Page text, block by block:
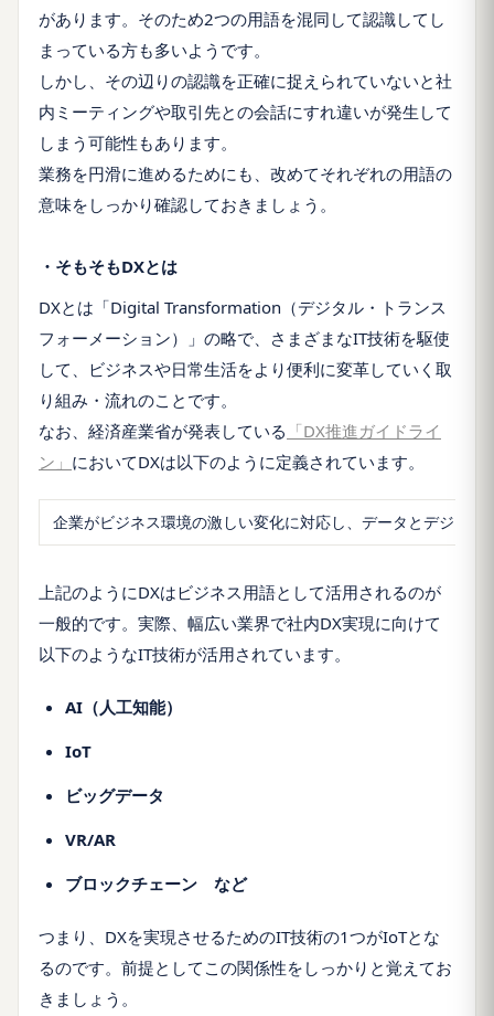
があります。そのため2つの用語を混同して認識してし
まっている方も多いようです。
しかし、その辺りの認識を正確に捉えられていないと社
内ミーティングや取引先との会話にすれ違いが発生して
しまう可能性もあります。
業務を円滑に進めるためにも、改めてそれぞれの用語の
意味をしっかり確認しておきましょう。
・そもそもDXとは
DXとは「Digital Transformation（デジタル・トランス
フォーメーション）」の略で、さまざまなIT技術を駆使
して、ビジネスや日常生活をより便利に変革していく取
り組み・流れのことです。
なお、経済産業省が発表している 「DX推進ガイドライ
ン」 においてDXは以下のように定義されています。
企業がビジネス環境の激しい変化に対応し、データとデジタ
上記のようにDXはビジネス用語として活用されるのが
一般的です。実際、幅広い業界で社内DX実現に向けて
以下のようなIT技術が活用されています。
AI（人工知能）
IoT
ビッグデータ
VR/AR
ブロックチェーン など
つまり、DXを実現させるためのIT技術の1つがIoTとな
るのです。前提としてこの関係性をしっかりと覚えてお
きましょう。